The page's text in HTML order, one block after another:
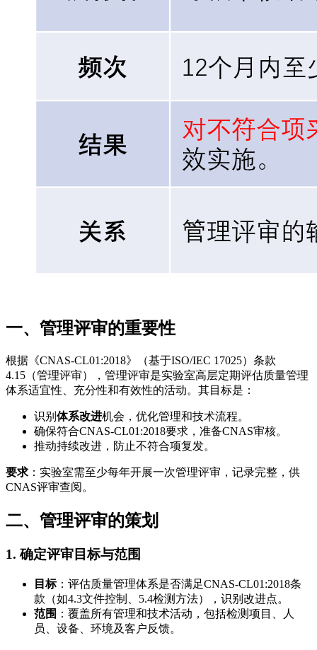
一、管理评审的重要性
根据《CNAS-CL01:2018》（基于ISO/IEC 17025）条款
4.15（管理评审），管理评审是实验室高层定期评估质量管理
体系适宜性、充分性和有效性的活动。其目标是：
识别 体系改进机会，优化管理和技术流程。
确保符合CNAS-CL01:2018要求，准备CNAS审核。
推动持续改进，防止不符合项复发。
要求 ：实验室需至少每年开展一次管理评审，记录完整，供
CNAS评审查阅。
二、管理评审的策划
1. 确定评审目标与范围
目标：评估质量管理体系是否满足CNAS-CL01:2018条
款（如4.3文件控制、5.4检测方法），识别改进点。
范围 ：覆盖所有管理和技术活动，包括检测项目、人
员、设备、环境及客户反馈。